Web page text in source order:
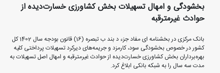
بخشودگی و امهال تسهیلات بخش کشاورزی خسارت‌دیده از
حوادث غیرمترقبه
بانک مرکزی در بخشنامه ای مفاد جزء د بند ب تبصره (16) قانون بودجه سال 1402 کل
کشور در خصوص بخشودگی سود، کارمزد و جریمه‌های دیرکرد تسهیلات پرداختی کلیه
بهره‌برداران بخش کشاورزی خسارت‌دیده از حوادث غیرمترقبه و امهال اصل تسهیلات به
مدت سه سال را به شبکه بانکی ابلاغ کرد.